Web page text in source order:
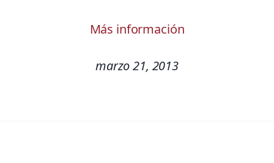
Más información
marzo 21, 2013